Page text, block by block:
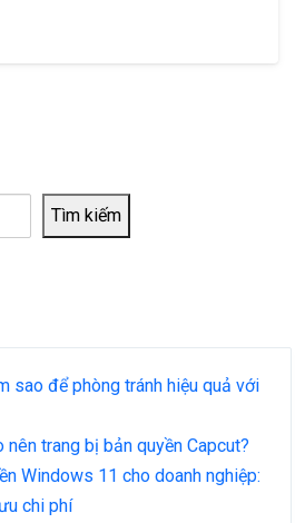
Tìm kiếm
sao để phòng tránh hiệu quả với
trang bị bản quyền Capcut?
Windows 11 cho doanh nghiệp:
chi phí